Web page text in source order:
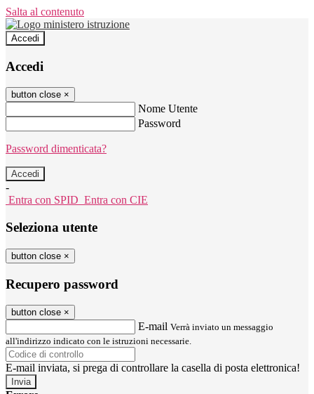
Salta al contenuto
Accedi
Accedi
button close ×
Nome Utente
Password
Password dimenticata?
-
Entra con SPID Entra con CIE
Seleziona utente
button close ×
Recupero password
button close ×
E-mail Verrà inviato un messaggio
all'indirizzo indicato con le istruzioni necessarie.
E-mail inviata, si prega di controllare la casella di posta elettronica!